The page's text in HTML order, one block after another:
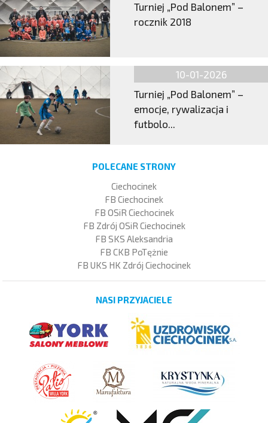
Turniej „Pod Balonem” –
rocznik 2018
10-01-2026
Turniej „Pod Balonem” –
emocje, rywalizacja i
futbolo...
POLECANE STRONY
Ciechocinek
FB Ciechocinek
FB OSiR Ciechocinek
FB Zdrój OSiR Ciechocinek
FB SKS Aleksandria
FB CKB PoTężnie
FB UKS HK Zdrój Ciechocinek
NASI PRZYJACIELE